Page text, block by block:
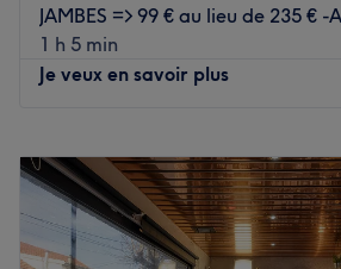
JAMBES => 99 € au lieu de 235 € -
1 h 5 min
Je veux en savoir plus
Mardi
Mercredi
Jeudi
Vendredi